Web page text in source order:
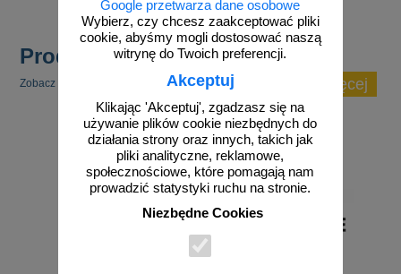
Google przetwarza dane osobowe
Wybierz, czy chcesz zaakceptować pliki
cookie, abyśmy mogli dostosować naszą
witrynę do Twoich preferencji.
Akceptuj
Klikając 'Akceptuj', zgadzasz się na
używanie plików cookie niezbędnych do
działania strony oraz innych, takich jak
pliki analityczne, reklamowe,
społecznościowe, które pomagają nam
prowadzić statystyki ruchu na stronie.
Niezbędne Cookies
Produkty popularne
Zobacz inne popularne produkty w tej kategorii. zobacz więcej